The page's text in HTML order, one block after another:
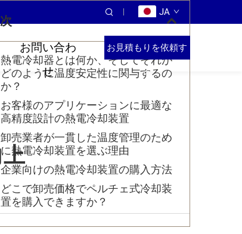
JA
お問い合わ
せ
お見積もりを依頼す
る
熱電冷却器とは何か、そしてそれが
どのように温度安定性に関与するの
か？
お客様のアプリケーションに最適な
高精度設計の熱電冷却装置
卸売業者が一貫した温度管理のため
に熱電冷却装置を選ぶ理由
企業向けの熱電冷却装置の購入方法
どこで卸売価格でペルチェ式冷却装
置を購入できますか？